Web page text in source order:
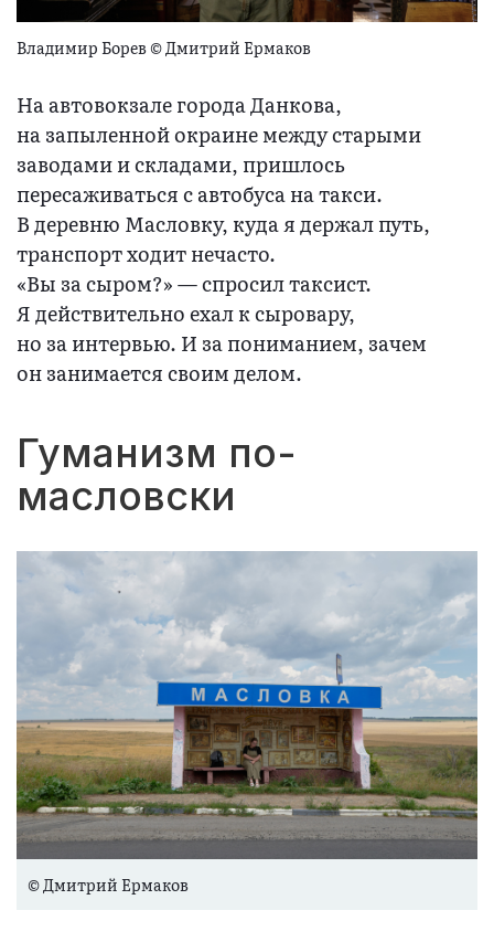
Владимир Борев © Дмитрий Ермаков
На автовокзале города Данкова,
на запыленной окраине между старыми
заводами и складами, пришлось
пересаживаться с автобуса на такси.
В деревню Масловку, куда я держал путь,
транспорт ходит нечасто.
«Вы за сыром?» — спросил таксист.
Я действительно ехал к сыровару,
но за интервью. И за пониманием, зачем
он занимается своим делом.
Гуманизм по-
масловски
© Дмитрий Ермаков